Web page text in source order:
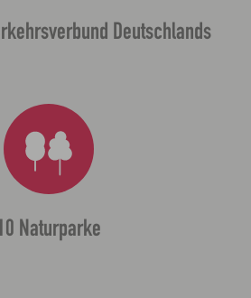
Deutschlands
Naturparke